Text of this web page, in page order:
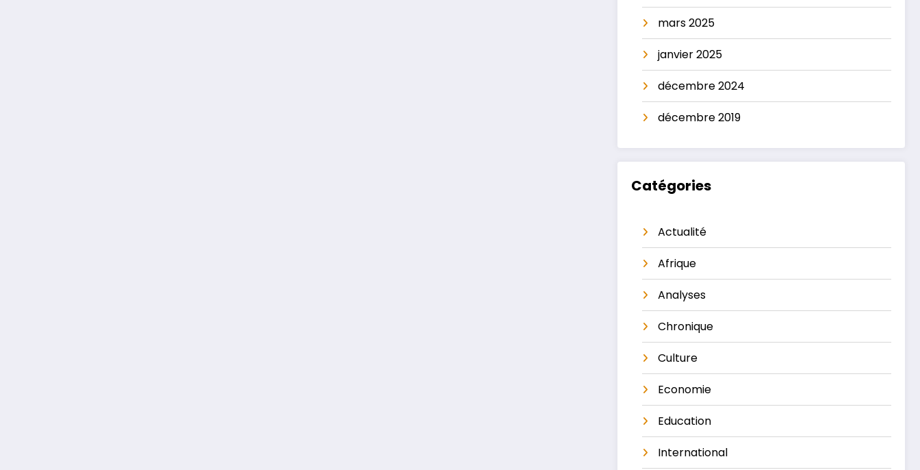
mars 2025
janvier 2025
décembre 2024
décembre 2019
Catégories
Actualité
Afrique
Analyses
Chronique
Culture
Economie
Education
International